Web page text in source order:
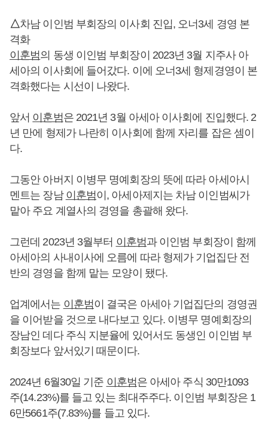
△차남 이인범 부회장의 이사회 진입, 오너3세 경영 본
격화
이훈범의 동생 이인범 부회장이 2023년 3월 지주사 아
세아의 이사회에 들어갔다. 이에 오너3세 형제경영이 본
격화했다는 시선이 나왔다.
앞서 이훈범은 2021년 3월 아세아 이사회에 진입했다. 2
년 만에 형제가 나란히 이사회에 함께 자리를 잡은 셈이
다.
그동안 아버지 이병무 명예회장의 뜻에 따라 아세아시
멘트는 장남 이훈범이, 아세아제지는 차남 이인범씨가
맡아 주요 계열사의 경영을 총괄해 왔다.
그런데 2023년 3월부터 이훈범과 이인범 부회장이 함께
아세아의 사내이사에 오름에 따라 형제가 기업집단 전
반의 경영을 함께 맡는 모양이 됐다.
업계에서는 이훈범이 결국은 아세아 기업집단의 경영권
을 이어받을 것으로 내다보고 있다. 이병무 명예회장의
장남인 데다 주식 지분율에 있어서도 동생인 이인범 부
회장보다 앞서있기 때문이다.
2024년 6월30일 기준 이훈범은 아세아 주식 30만1093
주(14.23%)를 들고 있는 최대주주다. 이인범 부회장은 1
6만5661주(7.83%)를 들고 있다.